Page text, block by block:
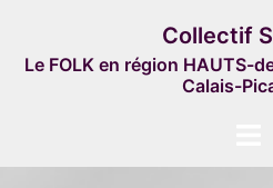
contenu
Collectif
Le FOLK en région HAUTS-
Calais-